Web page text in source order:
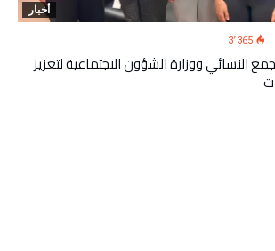
أخبار
3٬365
النسائي ووزارة الشؤون الاجتماعية لتعزيز